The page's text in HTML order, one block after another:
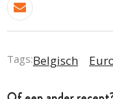
Tags:Belgisch